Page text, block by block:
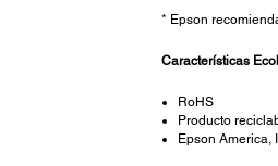
* Epson
Características
RoHS
Producto
Epson America,